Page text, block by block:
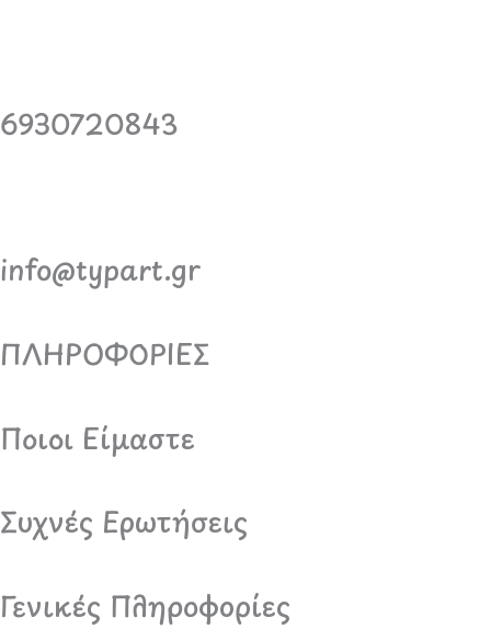
6930720843
info@typart.gr
ΠΛΗΡΟΦΟΡΙΕΣ
Ποιοι Είμαστε
Συχνές Ερωτήσεις
Γενικές Πληροφορίες